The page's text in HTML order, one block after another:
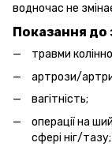
водночас не
Показання до
травми
артрози/
вагітність;
операції на
сфері ніг/тазу;